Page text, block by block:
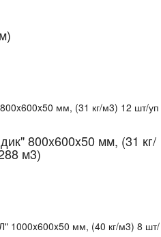
800x600x50 мм, (31 кг/
м3)